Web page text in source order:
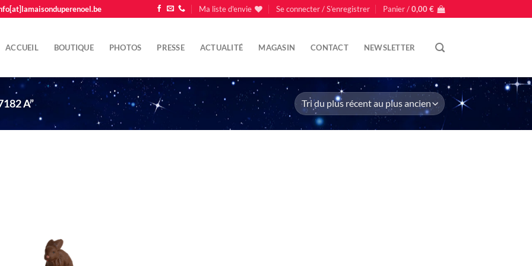
Ma liste d'envie Se connecter / S’enregistrer Panier /0,00€
ACCUEIL BOUTIQUE PHOTOS PRESSE ACTUALITÉ MAGASIN CONTACT NEWSLETTER
A”